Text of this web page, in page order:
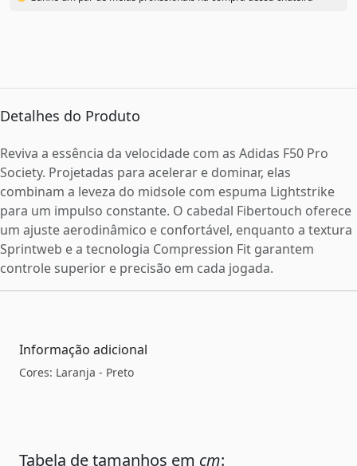
Detalhes do Produto
Reviva a essência da velocidade com as Adidas F50 Pro
Society. Projetadas para acelerar e dominar, elas
combinam a leveza do midsole com espuma Lightstrike
para um impulso constante. O cabedal Fibertouch oferece
um ajuste aerodinâmico e confortável, enquanto a textura
Sprintweb e a tecnologia Compression Fit garantem
controle superior e precisão em cada jogada.
Informação adicional
Cores: Laranja - Preto
Tabela de tamanhos em cm: